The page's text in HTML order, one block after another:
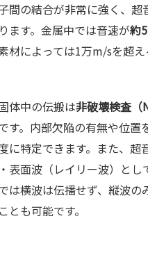
間の結合が非常に強く、超
ます。金属中では音速が約
材によっては1万m/sを超
体中の伝搬は非破壊検査（
す。内部欠陥の有無や位置
に特定できます。また、超
表面波（レイリー波）と
は横波は伝播せず、縦波の
とも可能です。